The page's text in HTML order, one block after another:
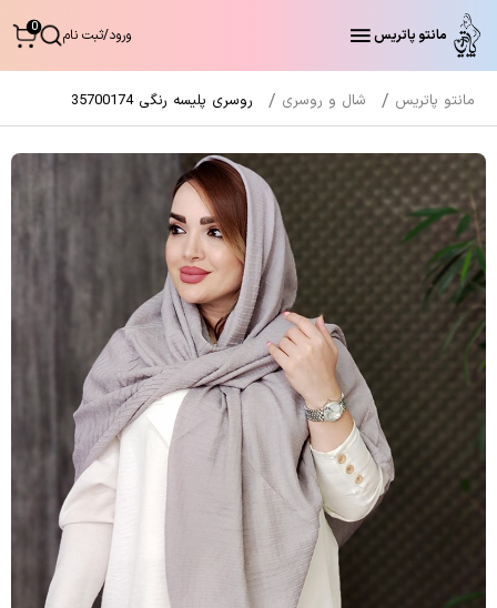
مانتو پاتریس ورود/ثبت نام 0
مانتو پاتریس شال و روسری روسری پلیسه رنگی 35700174